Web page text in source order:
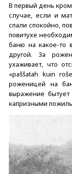
В первый день
случае, если и
спали спокойно,
повитухе
баню на какое-то
другой. За
ухаживает, что
«paššatah kuin
роженицей на
выражение
капризными